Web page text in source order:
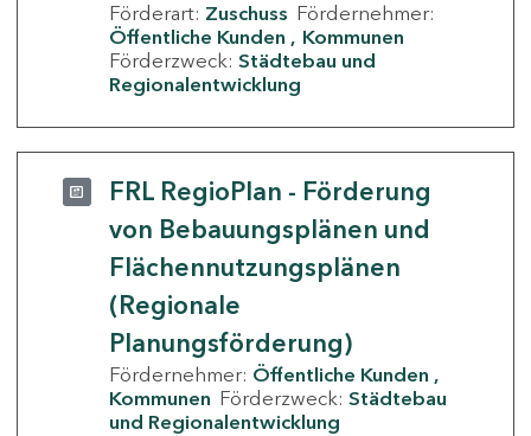
Förderart: Zuschuss Fördernehmer:
Öffentliche Kunden
Kommunen
Förderzweck: Städtebau und
Regionalentwicklung
FRL RegioPlan - Förderung
von Bebauungsplänen und
Flächennutzungsplänen
(Regionale
Planungsförderung)
Fördernehmer: Öffentliche Kunden
Kommunen Förderzweck: Städtebau
und Regionalentwicklung